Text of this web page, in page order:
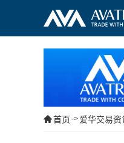
首页 -> 爱华交易资